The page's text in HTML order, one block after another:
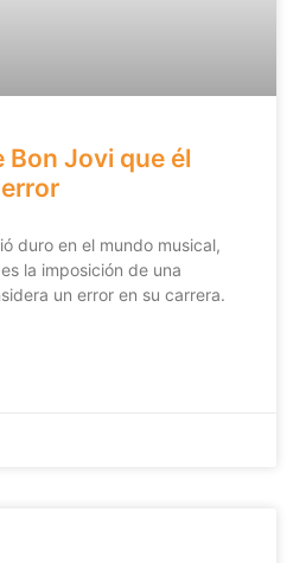
Bon Jovi que él
duro en el mundo musical,
la imposición de una
un error en su carrera.